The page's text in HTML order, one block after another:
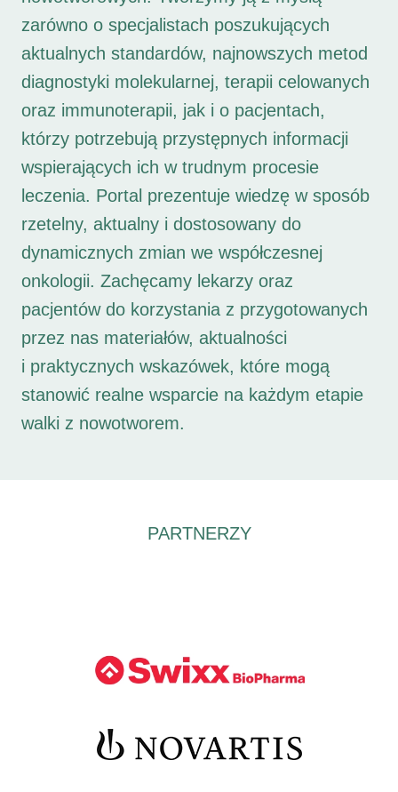
zarówno o specjalistach poszukujących
aktualnych standardów, najnowszych metod
diagnostyki molekularnej, terapii celowanych
oraz immunoterapii, jak i o pacjentach,
którzy potrzebują przystępnych informacji
wspierających ich w trudnym procesie
leczenia. Portal prezentuje wiedzę w sposób
rzetelny, aktualny i dostosowany do
dynamicznych zmian we współczesnej
onkologii. Zachęcamy lekarzy oraz
pacjentów do korzystania z przygotowanych
przez nas materiałów, aktualności
i praktycznych wskazówek, które mogą
stanowić realne wsparcie na każdym etapie
walki z nowotworem.
PARTNERZY